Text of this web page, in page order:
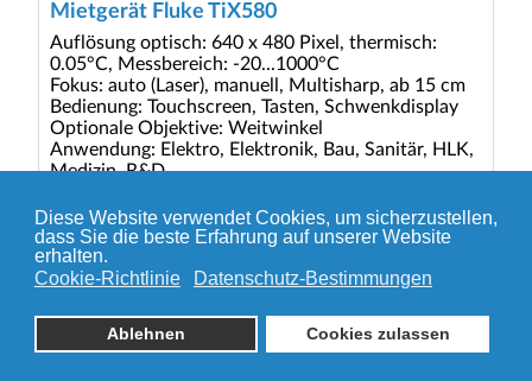
Diese Website verwendet Cookies, um sicherzustellen,
dass Sie die beste Erfahrung auf unserer Website
erhalten.
Cookie-Richtlinie
Datenschutz-Bestimmungen
Ablehnen Cookies zulassen
Mietgerät Fluke TiX580
Auflösung optisch: 640 x 480 Pixel, thermisch:
0.05°C, Messbereich: -20...1000°C
Fokus: auto (Laser), manuell, Multisharp, ab 15 cm
Bedienung: Touchscreen, Tasten, Schwenkdisplay
Optionale Objektive: Weitwinkel
Anwendung: Elektro, Elektronik, Bau, Sanitär, HLK,
Medizin, R&D
CHF 190.-
Seitenanfang